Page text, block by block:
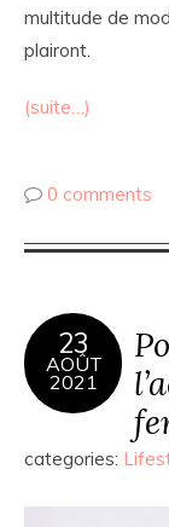
multitude de
plairont.
(suite…)
0 comments
23
AOÛT
2021
categories: